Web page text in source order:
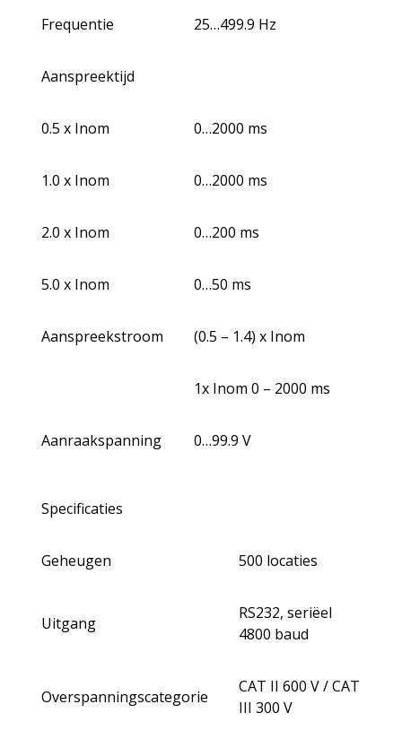
Frequentie 25…499.9 Hz
Aanspreektijd
0.5 x Inom 0…2000 ms
1.0 x Inom 0…2000 ms
2.0 x Inom 0…200 ms
5.0 x Inom 0…50 ms
Aanspreekstroom (0.5 – 1.4) x Inom
1x Inom 0 – 2000 ms
Aanraakspanning 0…99.9 V
Specificaties
Geheugen 500 locaties
Uitgang
RS232, seriëel
4800 baud
Overspanningscategorie
CAT II 600 V / CAT
III 300 V